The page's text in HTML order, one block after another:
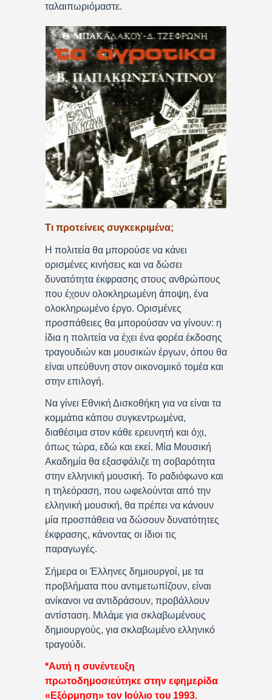
ταλαιπωριόμαστε.
Τι προτείνεις συγκεκριμένα;
Η πολιτεία θα μπορούσε να κάνει
ορισμένες κινήσεις και να δώσει
δυνατότητα έκφρασης στους ανθρώπους
που έχουν ολοκληρωμένη άποψη, ένα
ολοκληρωμένο έργο. Ορισμένες
προσπάθειες θα μπορούσαν να γίνουν: η
ίδια η πολιτεία να έχει ένα φορέα έκδοσης
τραγουδιών και μουσικών έργων, όπου θα
είναι υπεύθυνη στον οικονομικό τομέα και
στην επιλογή.
Να γίνει Εθνική Δισκοθήκη για να είναι τα
κομμάτια κάπου συγκεντρωμένα,
διαθέσιμα στον κάθε ερευνητή και όχι,
όπως τώρα, εδώ και εκεί. Μία Μουσική
Ακαδημία θα εξασφάλιζε τη σοβαρότητα
στην ελληνική μουσική. Το ραδιόφωνο και
η τηλεόραση, που ωφελούνται από την
ελληνική μουσική, θα πρέπει να κάνουν
μία προσπάθεια να δώσουν δυνατότητες
έκφρασης, κάνοντας οι ίδιοι τις
παραγωγές.
Σήμερα οι Έλληνες δημιουργοί, με τα
προβλήματα που αντιμετωπίζουν, είναι
ανίκανοι να αντιδράσουν, προβάλλουν
αντίσταση. Μιλάμε για σκλαβωμένους
δημιουργούς, για σκλαβωμένο ελληνικό
τραγούδι.
*Αυτή η συνέντευξη
πρωτοδημοσιεύτηκε στην εφημερίδα
«Εξόρμηση» τον Ιούλιο του 1993.